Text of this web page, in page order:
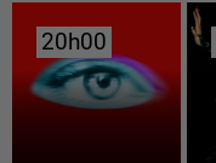
20h00
20h00